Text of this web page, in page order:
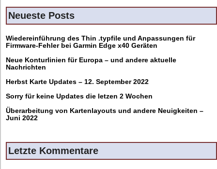
Neueste Posts
Wiedereinführung des Thin .typfile und Anpassungen für
Firmware-Fehler bei Garmin Edge x40 Geräten
Neue Konturlinien für Europa – und andere aktuelle
Nachrichten
Herbst Karte Updates – 12. September 2022
Sorry für keine Updates die letzen 2 Wochen
Überarbeitung von Kartenlayouts und andere Neuigkeiten –
Juni 2022
Letzte Kommentare